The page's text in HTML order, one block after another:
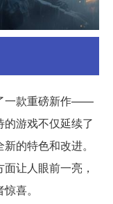
一款重磅新作——
的游戏不仅延续了
的特色和改进。
让人眼前一亮，
喜。